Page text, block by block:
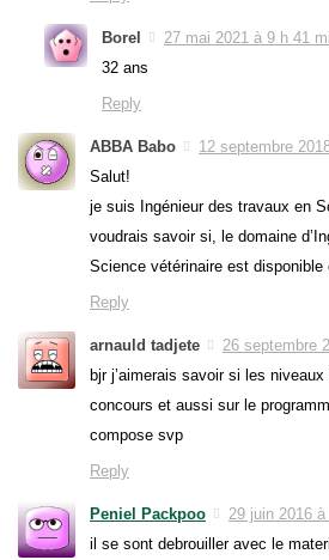
Borel
27 mai 2021 à 9 h 41
32 ans
Reply
ABBA Babo
12 septembre
Salut!
je suis Ingénieur des travaux en
voudrais savoir si, le domaine
Science vétérinaire est disponible
Reply
arnauld tadjete
26 septembre
bjr j’aimerais savoir si les
concours et aussi sur le
compose svp
Reply
Peniel Packpoo
29 juin 2016
il se sont debrouiller avec le